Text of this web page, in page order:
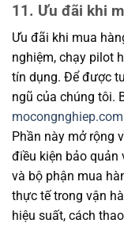
11. Ưu đãi khi
Ưu đãi khi mua
nghiệm, chạy pilot
tín dụng. Để được
ngũ của chúng tôi.
mocongnghiep.com
Phần này mở rộng
điều kiện bảo quản
và bộ phận mua
thực tế trong vận
hiệu suất, cách